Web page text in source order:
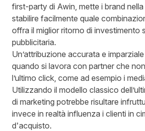
first-party di Awin, mette i brand
stabilire facilmente quale
offra il miglior ritorno di investimento
pubblicitaria.
Un’attribuzione accurata e
quando si lavora con partner che
l’ultimo click, come ad esempio i
Utilizzando il modello classico
di marketing potrebbe risultare
invece in realtà influenza i clienti in
d'acquisto.